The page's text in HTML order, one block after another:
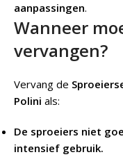
aanpassingen.
Wanneer
vervangen?
Vervang de
Polini als:
De sproeiers niet
intensief gebruik.